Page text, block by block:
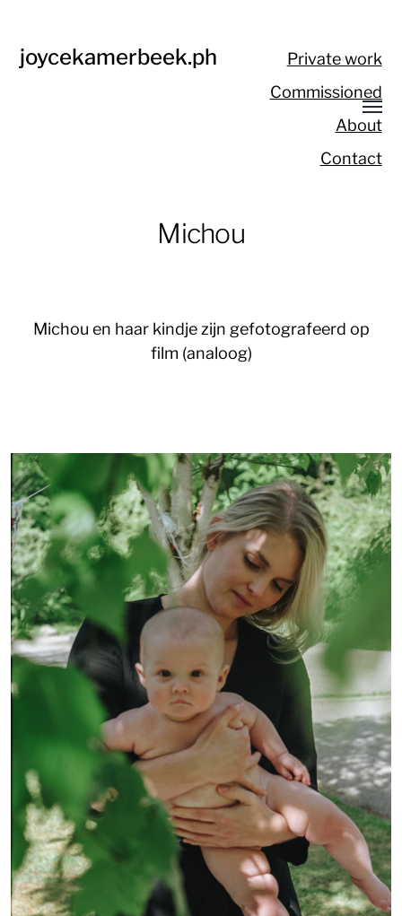
joycekamerbeek.ph
Private work
Commissioned
About
Contact
Michou
Michou en haar kindje zijn gefotografeerd op
film (analoog)